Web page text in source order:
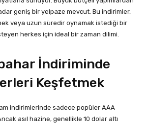
geniş bir yelpaze mevcut. Bu indirimler,
veya uzun süredir oynamak istediği bir
herkes için ideal bir zaman dilimi.
İndiriminde
Keşfetmek
indirimlerinde sadece popüler AAA
asıl hazine, genellikle 10 dolar altı